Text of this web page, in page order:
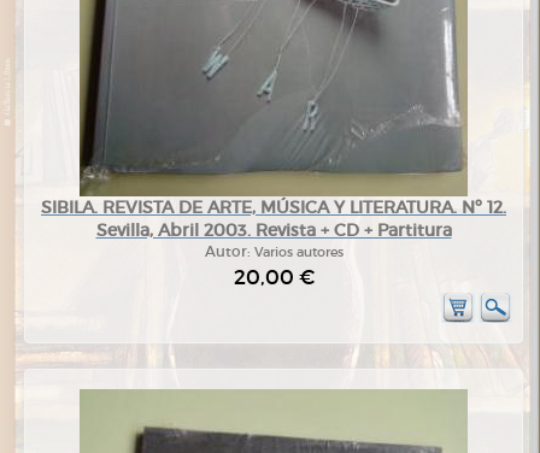
SIBILA. REVISTA DE ARTE, MÚSICA Y LITERATURA. Nº 12.
Sevilla, Abril 2003. Revista + CD + Partitura
Autor: Varios autores
20,00 €